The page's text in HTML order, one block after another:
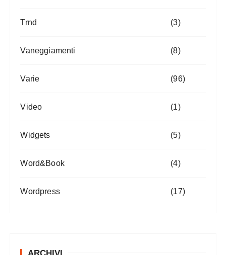
Trnd (3)
Vaneggiamenti (8)
Varie (96)
Video (1)
Widgets (5)
Word&Book (4)
Wordpress (17)